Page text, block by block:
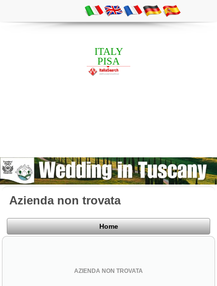
ITALY
PISA
Azienda non trovata
Home
AZIENDA NON TROVATA